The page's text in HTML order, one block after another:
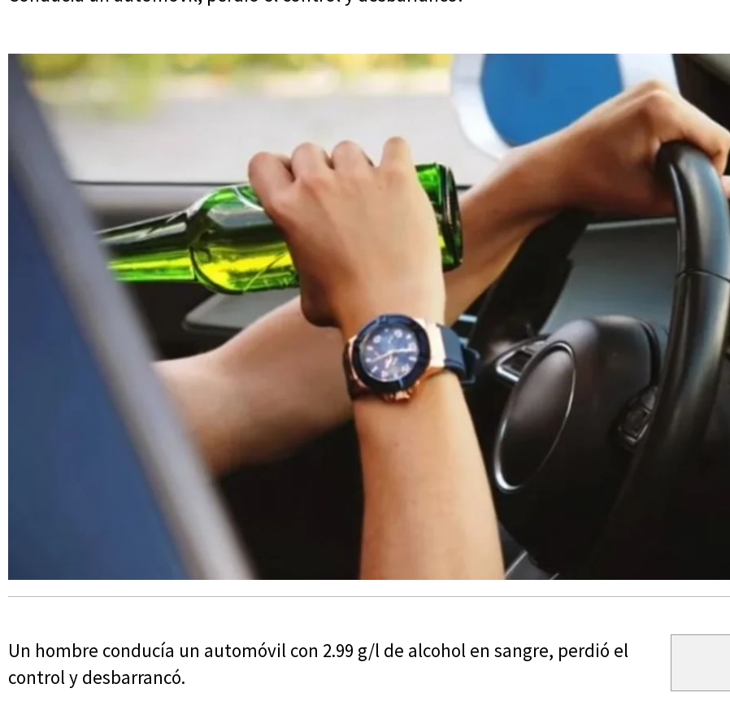
Un hombre conducía un automóvil con 2.99 g/l de alcohol en sangre, perdió el
control y desbarrancó.